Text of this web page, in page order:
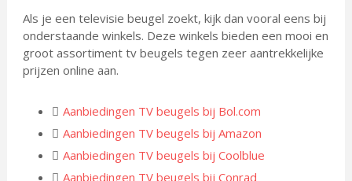
Als je een televisie beugel zoekt, kijk dan vooral eens bij
onderstaande winkels. Deze winkels bieden een mooi en
groot assortiment tv beugels tegen zeer aantrekkelijke
prijzen online aan.
Aanbiedingen TV beugels bij Bol.com
Aanbiedingen TV beugels bij Amazon
Aanbiedingen TV beugels bij Coolblue
Aanbiedingen TV beugels bij Conrad